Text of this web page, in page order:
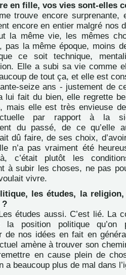
en fille, vos vies sont-elles
trouve encore surprenante,
encore en entier malgré nos
la même vie, les mêmes
pas la même époque, moins
ce soit technique,
Elle a subi sa vie comme
de tout ça, et elle est
seize ans - justement de
lui fait du bien, elle regrette
mais elle est très envieuse
par rapport à la
du passé, de ce qu’elle
dû faire, de ses choix,
n’a pas vraiment été
c’était plutôt les
à subir les choses, ne pas
vivre.
les études, la religion,
?
études aussi. C’est lié. La
la position politique
de nos idées en fait en
amène à trouver son
en cause plein de
a beaucoup plus de mal dans